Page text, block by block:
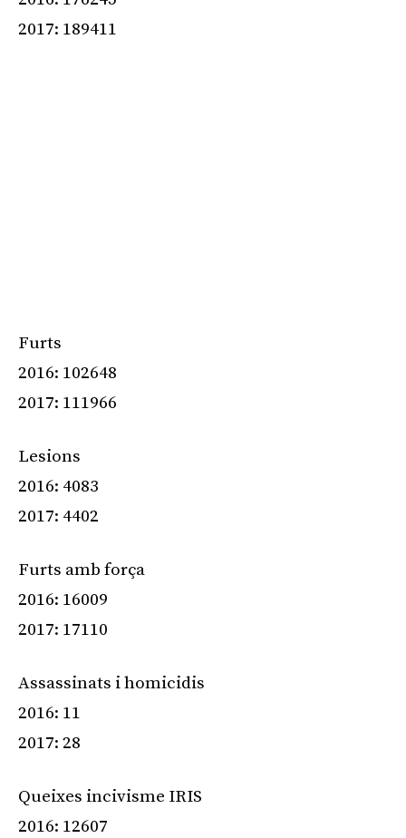
2017: 189411
Furts
2016: 102648
2017: 111966
Lesions
2016: 4083
2017: 4402
Furts amb força
2016: 16009
2017: 17110
Assassinats i homicidis
2016: 11
2017: 28
Queixes incivisme IRIS
2016: 12607